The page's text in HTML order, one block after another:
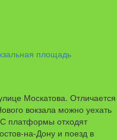
площадь
Москатова. Отличается
вокзала можно уехать
платформы отходят
на-Дону и поезд в